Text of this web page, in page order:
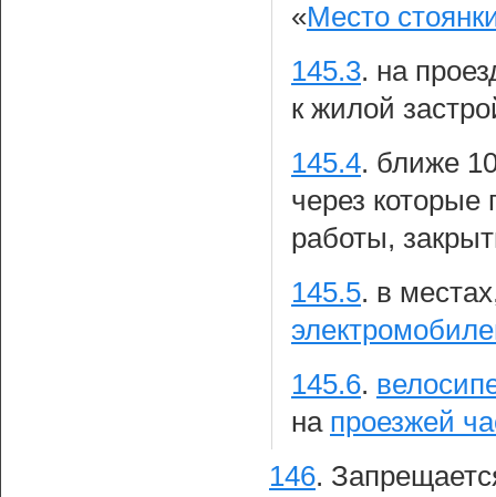
«Место
145.3. на
к жилой
145.4. ближе
через которые
работы,
145.5. в
145.6.
на проезжей
146.